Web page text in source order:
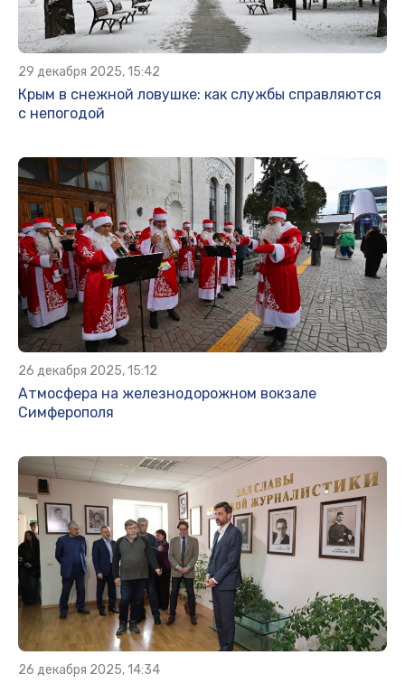
29 декабря 2025, 15:42
Крым в снежной ловушке: как службы справляются
с непогодой
26 декабря 2025, 15:12
Атмосфера на железнодорожном вокзале
Симферополя
26 декабря 2025, 14:34